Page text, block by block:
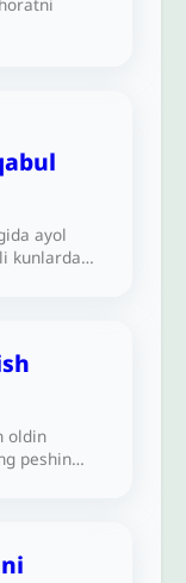
xato
ayol
kunlarda
oldin
peshin